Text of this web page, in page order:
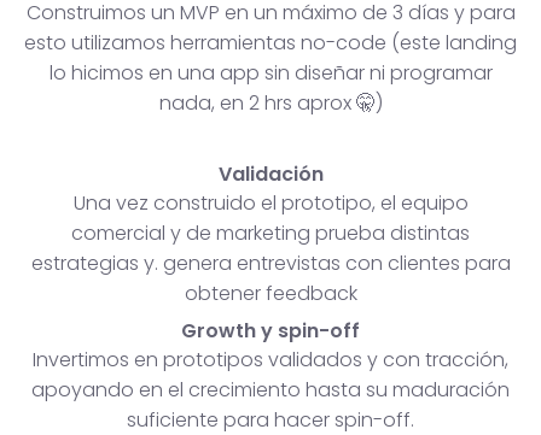
Construimos un MVP en un máximo de 3 días y para
esto utilizamos herramientas no-code (este landing
lo hicimos en una app sin diseñar ni programar
nada, en 2 hrs aprox 🤫)
Validación
Una vez construido el prototipo, el equipo
comercial y de marketing prueba distintas
estrategias y. genera entrevistas con clientes para
obtener feedback
Growth y spin-off
Invertimos en prototipos validados y con tracción,
apoyando en el crecimiento hasta su maduración
suficiente para hacer spin-off.